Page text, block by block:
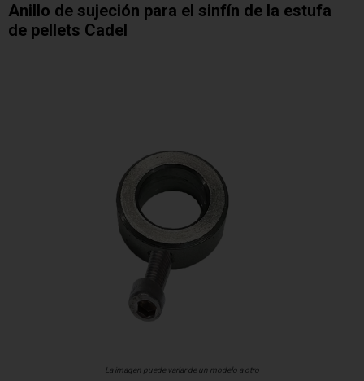
Anillo de sujeción para el sinfín de la estufa
de pellets Cadel
La imagen puede variar de un modelo a otro